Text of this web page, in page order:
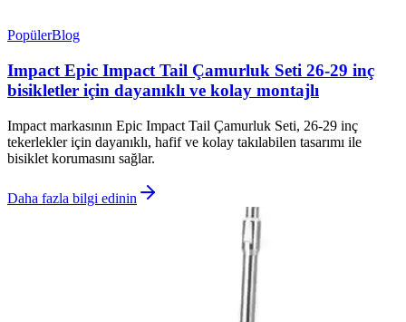
PopülerBlog
Impact Epic Impact Tail Çamurluk Seti 26-29 inç
bisikletler için dayanıklı ve kolay montajlı
Impact markasının Epic Impact Tail Çamurluk Seti, 26-29 inç
tekerlekler için dayanıklı, hafif ve kolay takılabilen tasarımı ile
bisiklet korumasını sağlar.
Daha fazla bilgi edinin